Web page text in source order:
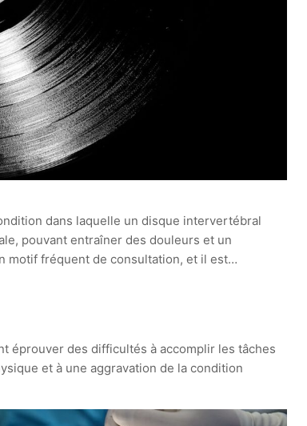
dans laquelle un disque intervertébral
pouvant entraîner des douleurs et un
motif fréquent de consultation, et il est…
éprouver des difficultés à accomplir les tâches
et à une aggravation de la condition